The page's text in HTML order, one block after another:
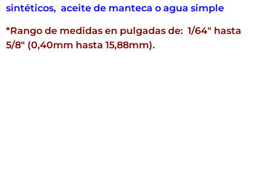
sintéticos, aceite de manteca o agua simple
*Rango de medidas en pulgadas de: 1/64″ hasta
5/8″ (0,40mm hasta 15,88mm).